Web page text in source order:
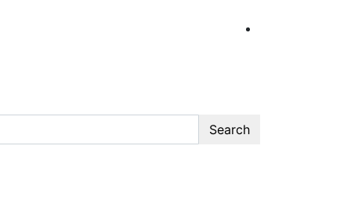
Search